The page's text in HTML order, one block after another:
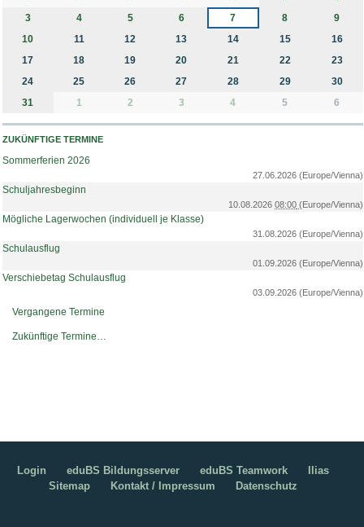
3
4 5 6 7 8
9
10
11 12 13 14 15
16
17
18 19 20 21 22
23
24
25 26 27 28 29
30
31
1 2 3 4 5 6
ZUKÜNFTIGE TERMINE
Sommerferien 2026
27.06.2026(Europe/Vienna)
Schuljahresbeginn
10.08.202608:00 (Europe/Vienna)
Mögliche Lagerwochen (individuell je Klasse)
31.08.2026(Europe/Vienna)
Schulausflug
01.09.2026(Europe/Vienna)
Verschiebetag Schulausflug
03.09.2026(Europe/Vienna)
Vergangene Termine
Zukünftige Termine…
Login eduBS Bildungsserver eduBS Teamwork
Ilias
Sitemap
Kontakt / Impressum Datenschutz